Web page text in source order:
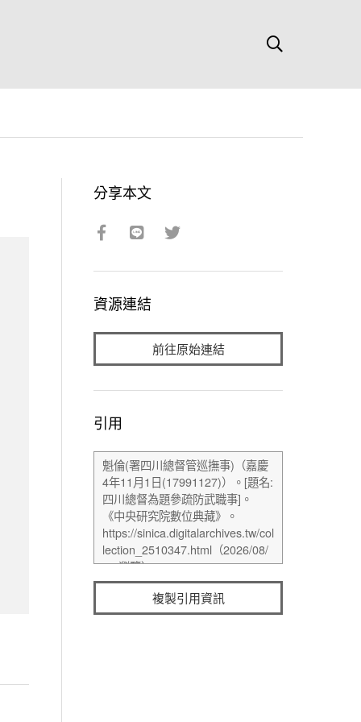
分享本文
資源連結
前往原始連結
引用
複製引用資訊